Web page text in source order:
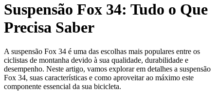
Suspensão Fox 34: Tudo o Que
Precisa Saber
A suspensão Fox 34 é uma das escolhas mais populares entre os
ciclistas de montanha devido à sua qualidade, durabilidade e
desempenho. Neste artigo, vamos explorar em detalhes a suspensão
Fox 34, suas características e como aproveitar ao máximo este
componente essencial da sua bicicleta.